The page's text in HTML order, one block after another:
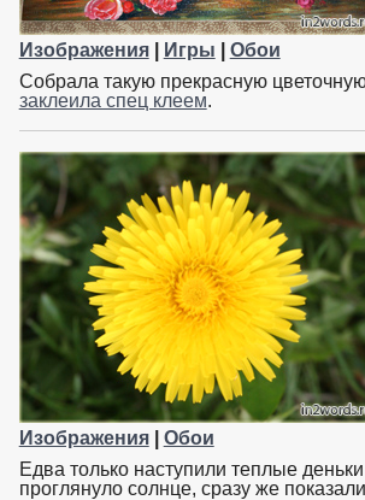
Изображения| Игры
Обои
Собрала такую прекрасную
заклеила спец клеем.
Изображения| Обои
Едва только наступили теплые деньки
проглянуло солнце, сразу же